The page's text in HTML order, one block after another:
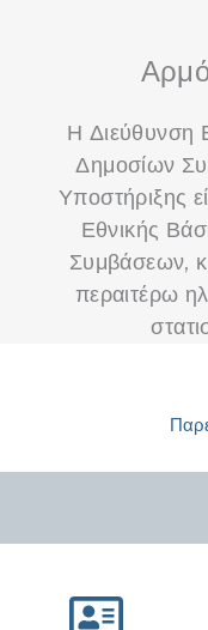
Η Διεύθυνση
Δημοσίων
Υποστήριξης
Εθνικής
Συμβάσεων,
περαιτέρω